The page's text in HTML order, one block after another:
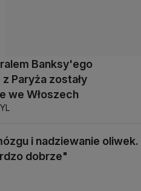
Banksy'ego
Paryża zostały
we Włoszech
i nadziewanie oliwek.
dobrze"